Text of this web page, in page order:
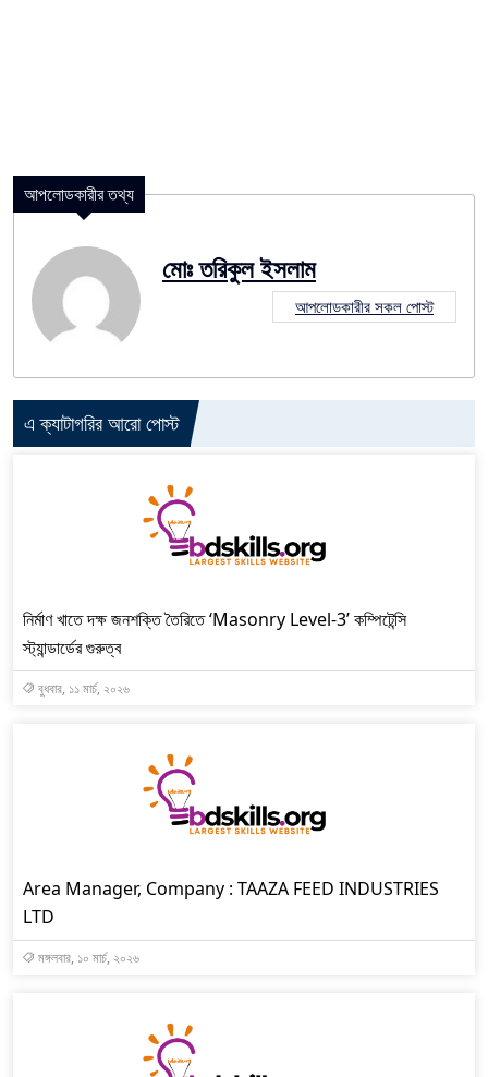
আপলোডকারীর তথ্য
মোঃ তরিকুল ইসলাম
আপলোডকারীর সকল পোস্ট
এ ক্যাটাগরির আরো পোস্ট
নির্মাণ খাতে দক্ষ জনশক্তি তৈরিতে ‘Masonry Level-3’ কম্পিটেন্সি
স্ট্যান্ডার্ডের গুরুত্ব
বুধবার, ১১ মার্চ, ২০২৬
Area Manager, Company : TAAZA FEED INDUSTRIES
LTD
মঙ্গলবার, ১০ মার্চ, ২০২৬